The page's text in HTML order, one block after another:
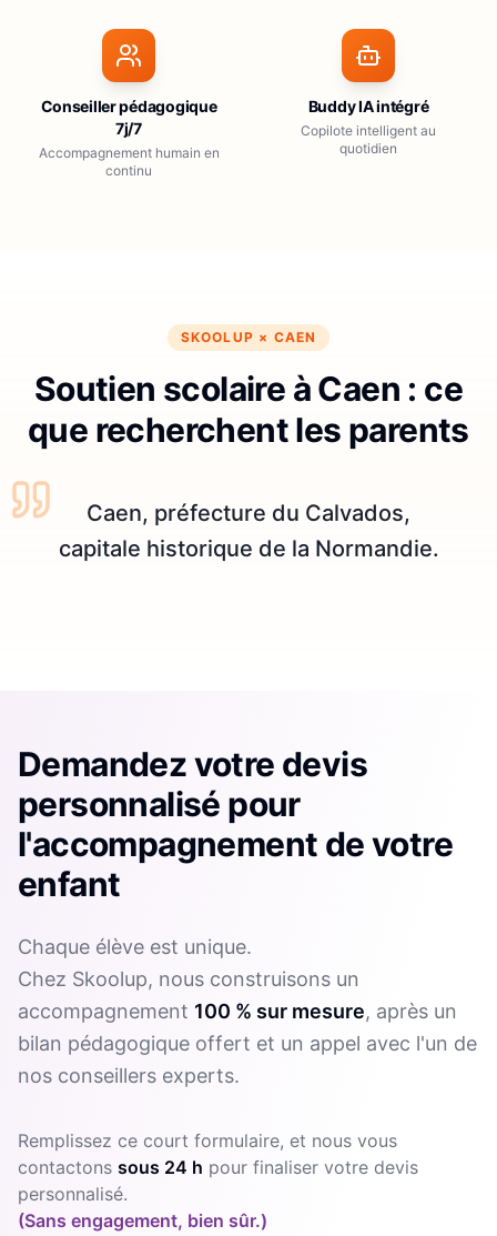
Conseiller pédagogique
7j/7
Accompagnement humain en
continu
Buddy IA intégré
Copilote intelligent au
quotidien
SKOOLUP × CAEN
Soutien scolaire à Caen : ce
que recherchent les parents
Caen, préfecture du Calvados,
capitale historique de la Normandie.
Demandez votre devis
personnalisé pour
l'accompagnement de votre
enfant
Chaque élève est unique.
Chez Skoolup, nous construisons un
accompagnement 100 % sur mesure, après un
bilan pédagogique offert et un appel avec l'un de
nos conseillers experts.
Remplissez ce court formulaire, et nous vous
contactons sous 24 h pour finaliser votre devis
personnalisé.
(Sans engagement, bien sûr.)